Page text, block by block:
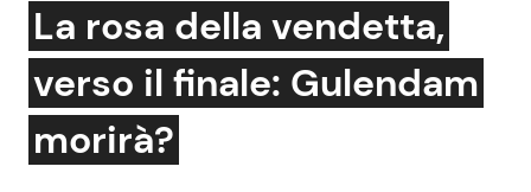
News e Cronaca
Attualità Italiana
Gossip e TV
Bellezze VIP
La rosa della vendetta,
verso il finale: Gulendam
morirà?